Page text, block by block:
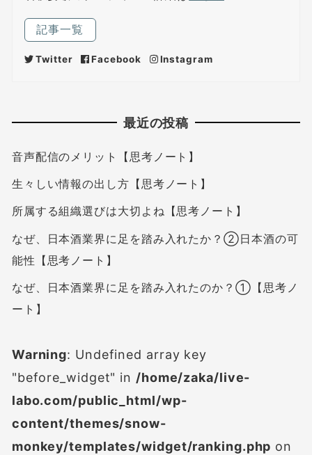
記事一覧
Twitter Facebook Instagram
最近の投稿
音声配信のメリット【思考ノート】
生々しい情報の出し方【思考ノート】
所属する組織選びは大切よね【思考ノート】
なぜ、日本酒業界に足を踏み入れたか？②日本酒の可
能性【思考ノート】
なぜ、日本酒業界に足を踏み入れたのか？①【思考ノ
ート】
Warning: Undefined array key
"before_widget" in /home/zaka/live-
labo.com/public_html/wp-
content/themes/snow-
monkey/templates/widget/ranking.php on